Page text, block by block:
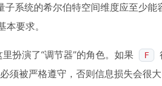
子系统的希尔伯特空间维度应至少
本要求。
里扮演了“调节器”的角色。如果 F
须被严格遵守，否则信息损失会很